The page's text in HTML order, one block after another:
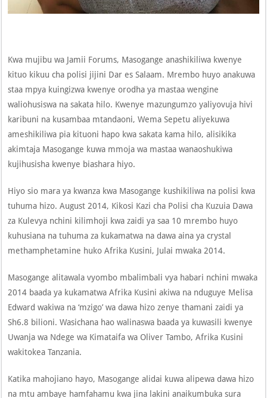
Kwa mujibu wa Jamii Forums, Masogange anashikiliwa kwenye
kituo kikuu cha polisi jijini Dar es Salaam. Mrembo huyo anakuwa
staa mpya kuingizwa kwenye orodha ya mastaa wengine
waliohusiswa na sakata hilo. Kwenye mazungumzo yaliyovuja hivi
karibuni na kusambaa mtandaoni, Wema Sepetu aliyekuwa
ameshikiliwa pia kituoni hapo kwa sakata kama hilo, alisikika
akimtaja Masogange kuwa mmoja wa mastaa wanaoshukiwa
kujihusisha kwenye biashara hiyo.
Hiyo sio mara ya kwanza kwa Masogange kushikiliwa na polisi kwa
tuhuma hizo. August 2014, Kikosi Kazi cha Polisi cha Kuzuia Dawa
za Kulevya nchini kilimhoji kwa zaidi ya saa 10 mrembo huyo
kuhusiana na tuhuma za kukamatwa na dawa aina ya crystal
methamphetamine huko Afrika Kusini, Julai mwaka 2014.
Masogange alitawala vyombo mbalimbali vya habari nchini mwaka
2014 baada ya kukamatwa Afrika Kusini akiwa na nduguye Melisa
Edward wakiwa na ‘mzigo’ wa dawa hizo zenye thamani zaidi ya
Sh6.8 bilioni. Wasichana hao walinaswa baada ya kuwasili kwenye
Uwanja wa Ndege wa Kimataifa wa Oliver Tambo, Afrika Kusini
wakitokea Tanzania.
Katika mahojiano hayo, Masogange alidai kuwa alipewa dawa hizo
na mtu ambaye hamfahamu kwa jina lakini anaikumbuka sura